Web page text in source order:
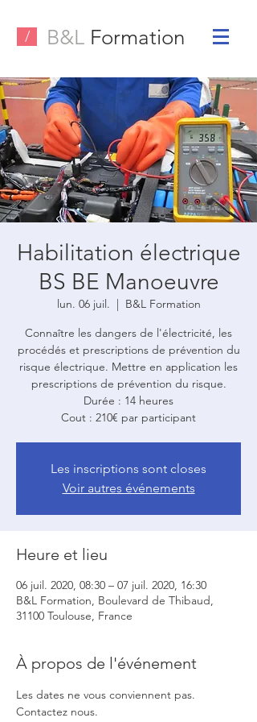
/ B&L Formation
Habilitation électrique
BS BE Manoeuvre
lun. 06 juil.
  |
B&L Formation
Connaître les dangers de l'électricité, les
procédés et prescriptions de prévention du
risque électrique. Mettre en application les
prescriptions de prévention du risque.
Durée : 14 heures
Cout : 210€ par participant
Les inscriptions sont closes
Voir autres événements
Heure et lieu
06 juil. 2020, 08:30 – 07 juil. 2020, 16:30
B&L Formation, Boulevard de Thibaud,
31100 Toulouse, France
À propos de l'événement
Les dates ne vous conviennent pas.
Contactez nous.